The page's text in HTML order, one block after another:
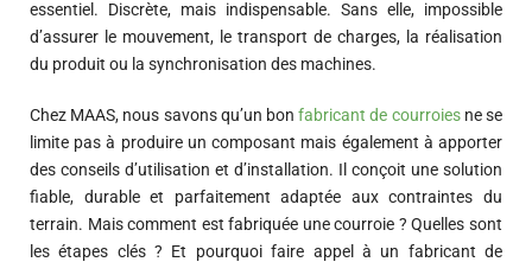
essentiel. Discrète, mais indispensable. Sans elle, impossible
d’assurer le mouvement, le transport de charges, la réalisation
du produit ou la synchronisation des machines.
Chez MAAS, nous savons qu’un bonfabricant de courroiesne se
limite pas à produire un composant mais également à apporter
des conseils d’utilisation et d’installation. Il conçoit une solution
fiable, durable et parfaitement adaptée aux contraintes du
terrain. Mais comment est fabriquée une courroie ? Quelles sont
les étapes clés ? Et pourquoi faire appel à un fabricant de